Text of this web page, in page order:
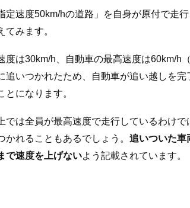
定速度50km/hの道路」を自身が原付で走
てみます。
度は30km/h、自動車の最高速度は60km/h
追いつかれたため、自動車が追い越しを
とになります。
では全員が最高速度で走行しているわけ
かれることもあるでしょう。 追いついた車
で速度を上げない よう記載されています。